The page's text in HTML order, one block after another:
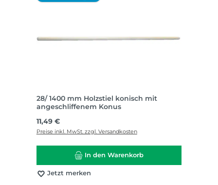
28/ 1400 mm Holzstiel konisch mit
angeschliffenem Konus
Regulärer Preis:
11,49 €
Preise inkl. MwSt. zzgl. Versandkosten
In den Warenkorb
Jetzt merken